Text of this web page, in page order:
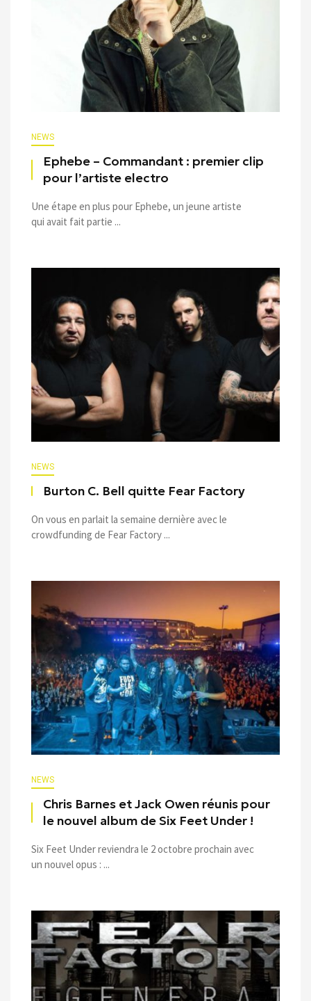
NEWS
Ephebe – Commandant : premier clip
pour l’artiste electro
Une étape en plus pour Ephebe, un jeune artiste
qui avait fait partie ...
NEWS
Burton C. Bell quitte Fear Factory
On vous en parlait la semaine dernière avec le
crowdfunding de Fear Factory ...
NEWS
Chris Barnes et Jack Owen réunis pour
le nouvel album de Six Feet Under !
Six Feet Under reviendra le 2 octobre prochain avec
un nouvel opus : ...